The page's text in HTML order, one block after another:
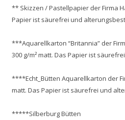
** Skizzen / Pastellpapier der Firma
Papier ist säurefrei und
***Aquarellkarton “Britannia” der
300 g/m² matt. Das Papier ist
****Echt_Bütten Aquarellkarton der
matt. Das Papier ist säurefrei und
*****Silberburg Bütten